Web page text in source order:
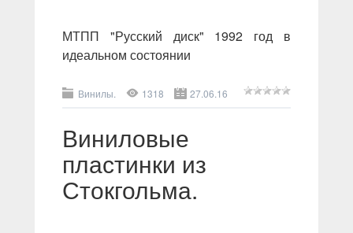
МТПП "Русский диск" 1992 год в
идеальном состоянии
Винилы. 1318 27.06.16
Виниловые
пластинки из
Стокгольма.